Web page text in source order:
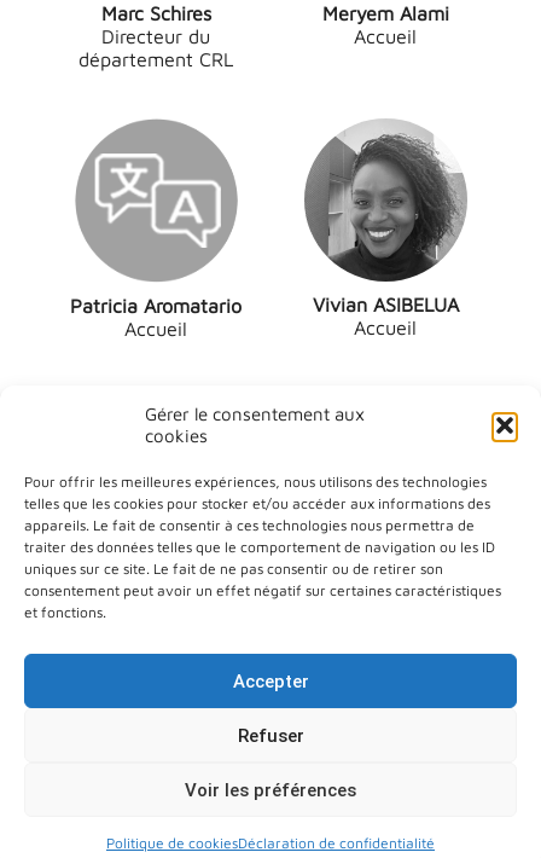
Gérer le consentement aux
cookies
Pour offrir les meilleures expériences, nous utilisons des technologies
telles que les cookies pour stocker et/ou accéder aux informations des
appareils. Le fait de consentir à ces technologies nous permettra de
traiter des données telles que le comportement de navigation ou les ID
uniques sur ce site. Le fait de ne pas consentir ou de retirer son
consentement peut avoir un effet négatif sur certaines caractéristiques
et fonctions.
Accepter
Refuser
Voir les préférences
Politique de cookiesDéclaration de confidentialité
Marc Schires
Directeur du
département CRL
Meryem Alami
Accueil
Patricia Aromatario
Accueil
Vivian ASIBELUA
Accueil
Plan du site
Aide à la navigation
Politique de confidentialité